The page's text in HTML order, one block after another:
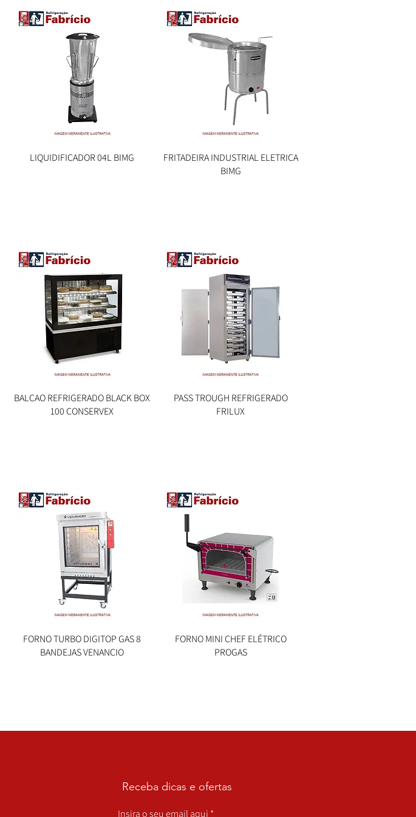
Visualização rápida
LIQUIDIFICADOR 04L BIMG Visualização rápida
FRITADEIRA INDUSTRIAL ELETRICA
BIMG
Visualização rápida
BALCAO REFRIGERADO BLACK BOX
100 CONSERVEX
Visualização rápida
PASS TROUGH REFRIGERADO
FRILUX
Visualização rápida
FORNO TURBO DIGITOP GAS 8
BANDEJAS VENANCIO
Visualização rápida
FORNO MINI CHEF ELÉTRICO
PROGAS
Receba dicas e ofertas
Insira o seu email aqui